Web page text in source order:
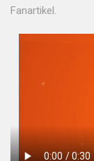
Fanartikel.